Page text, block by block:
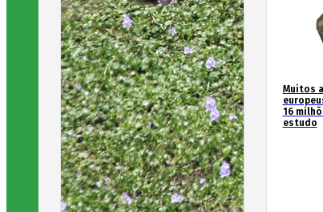
Muitos
16
estudo